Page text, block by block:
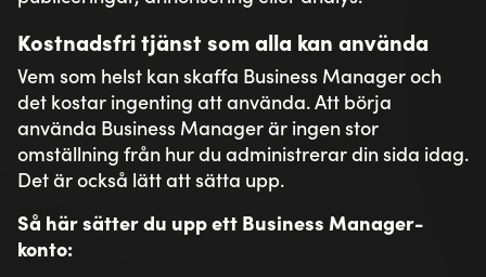
Kostnadsfri tjänst som alla kan använda
Vem som helst kan skaffa Business Manager och
det kostar ingenting att använda. Att börja
använda Business Manager är ingen stor
omställning från hur du administrerar din sida idag.
Det är också lätt att sätta upp.
Så här sätter du upp ett Business Manager-
konto: